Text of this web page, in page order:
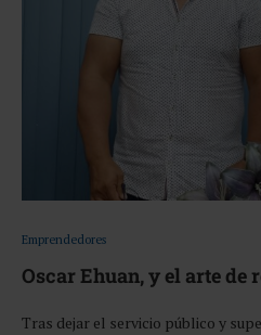
Emprendedores
Oscar Ehuan, y el arte de
Tras dejar el servicio público y